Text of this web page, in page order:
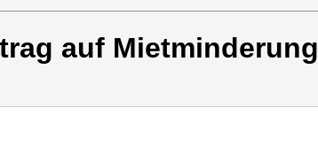
auf Mietminderung